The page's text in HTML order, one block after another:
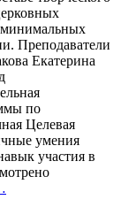
минимальных
Преподаватели
Екатерина
по
Целевая
умения
участия в